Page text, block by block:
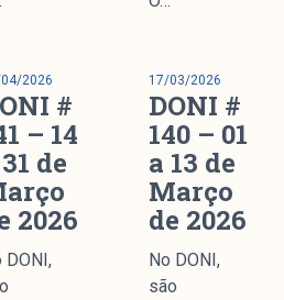
História
Mídia
2026
#
– 14
de
2026
DONI,
17/03/2026
DONI #
140 – 01
a 13 de
Março
de 2026
No DONI,
são